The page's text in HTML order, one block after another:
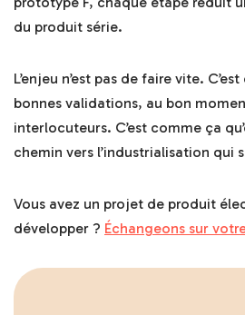
du produit série.
L’enjeu n’est pas de faire vite.
bonnes validations, au bon
interlocuteurs. C’est comme ça
chemin vers l’industrialisation qui
Vous avez un projet de produit
développer ? Échangeons sur